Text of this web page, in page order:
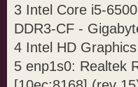
3 Intel Core i5-
DDR3-CF -
4 Intel HD
5 enp1s0: Realtek